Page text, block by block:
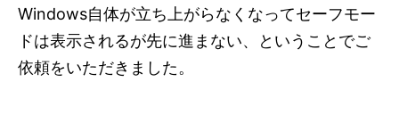
Windows自体が立ち上がらなくなってセーフモー
ドは表示されるが先に進まない、ということでご
依頼をいただきました。